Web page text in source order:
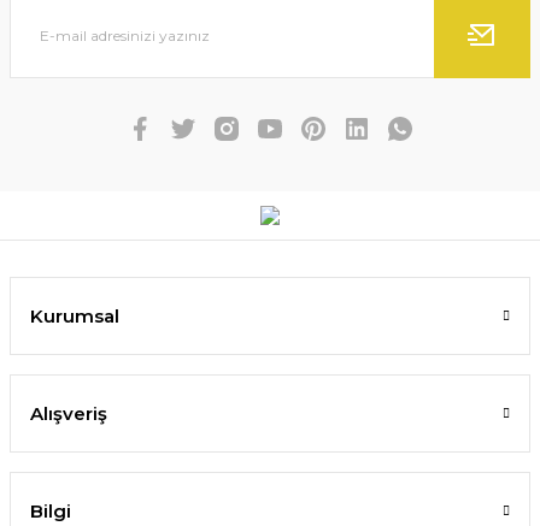
Kurumsal
Alışveriş
Bilgi